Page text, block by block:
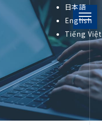
日本語
English
Tiếng Việt